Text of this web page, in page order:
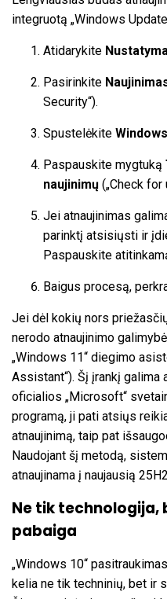
integruotą „Windows
Atidarykite
Pasirinkite
Security“).
Spustelėkite
Paspauskite mygtuką
naujinimų („Check for
Jei atnaujinimas
parinktį atsisiųsti ir
Paspauskite
Baigus procesą,
Jei dėl kokių nors
nerodo atnaujinimo
„Windows 11“ diegimo
Assistant“). Šį įrankį
oficialios „Microsoft“
programą, ji pati atsiųs
atnaujinimą, taip pat
Naudojant šį metodą,
atnaujinama į naujausią
Ne tik technologija,
pabaiga
„Windows 10“
kelia ne tik techninių, bet ir